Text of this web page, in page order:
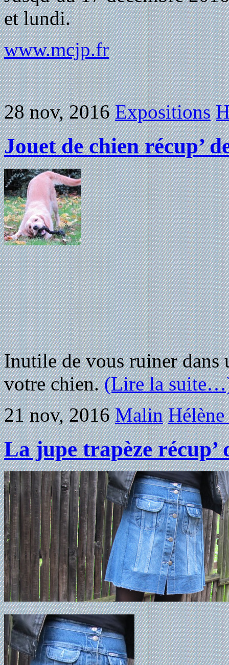
et lundi.
www.mcjp.fr
28 nov, 2016 Expositions
Jouet de chien récup’
Inutile de vous ruiner dans
votre chien.(Lire la
21 nov, 2016 Malin
La jupe trapèze récup’